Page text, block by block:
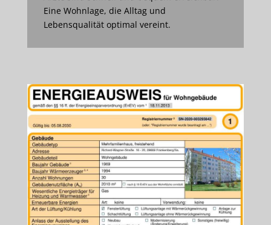
Eine Wohnlage, die Alltag und
Lebensqualität optimal vereint.